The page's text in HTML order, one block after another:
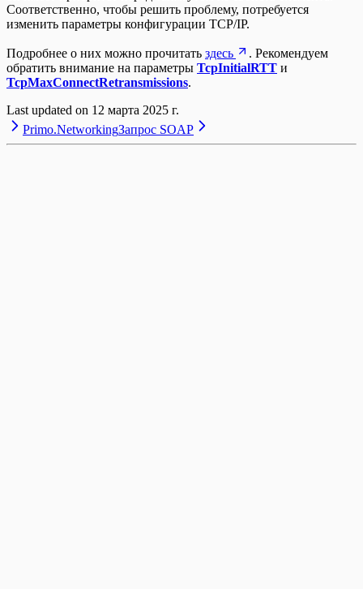
Соответственно, чтобы решить проблему, потребуется
изменить параметры конфигурации TCP/IP.
Подробнее о них можно прочитать здесь
. Рекомендуем
обратить внимание на параметры TcpInitialRTT и
TcpMaxConnectRetransmissions.
Last updated on 12 марта 2025 г.
Primo.NetworkingЗапрос SOAP